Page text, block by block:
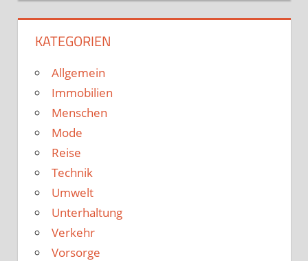
KATEGORIEN
Allgemein
Immobilien
Menschen
Mode
Reise
Technik
Umwelt
Unterhaltung
Verkehr
Vorsorge